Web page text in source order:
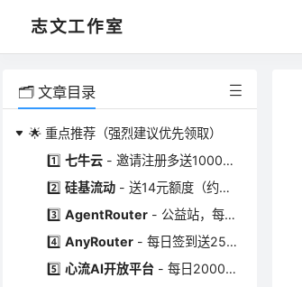
志文工作室
🗂️ 文章目录
🌟 重点推荐（强烈建议优先领取）
1️⃣七牛云 - 邀请注册多送1000万Token！
2️⃣硅基流动 - 送14元额度（约2000万Token）
3️⃣AgentRouter - 公益站，每日签到送25美元！
4️⃣AnyRouter - 每日签到送25美元(需科学上网)
5️⃣心流AI开放平台 - 每日2000次免费调用